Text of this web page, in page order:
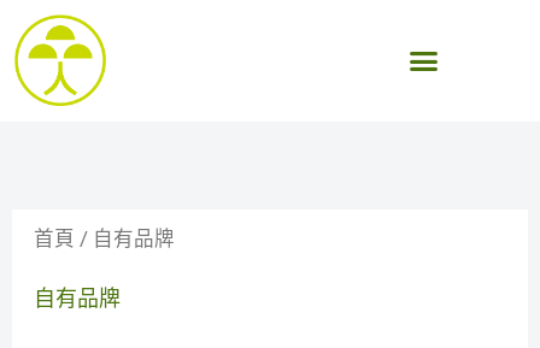
至
首頁 / 自有品牌
自有品牌